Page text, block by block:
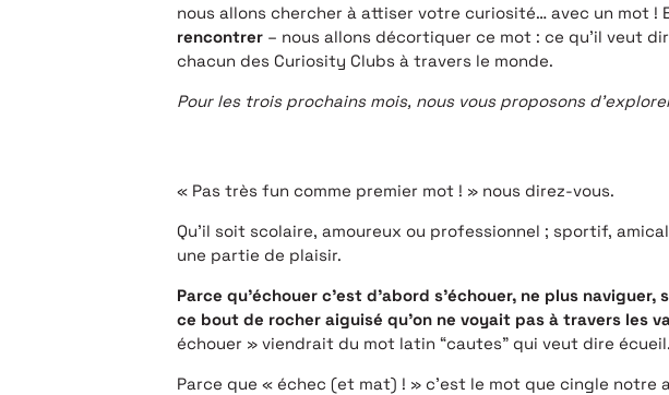
nous allons chercher à attiser votre curiosité… avec un mot !
rencontrer – nous allons décortiquer ce mot : ce qu’il veut
chacun des Curiosity Clubs à travers le monde.
Pour les trois prochains mois, nous vous proposons
« Pas très fun comme premier mot ! » nous direz-vous.
Qu’il soit scolaire, amoureux ou professionnel ; sportif,
une partie de plaisir.
Parce qu’échouer c’est d’abord s’échouer, ne plus
ce bout de rocher aiguisé qu’on ne voyait pas à travers les
échouer » viendrait du mot latin “cautes” qui veut dire écueil.
Parce que « échec (et mat) ! » c’est le mot que cingle